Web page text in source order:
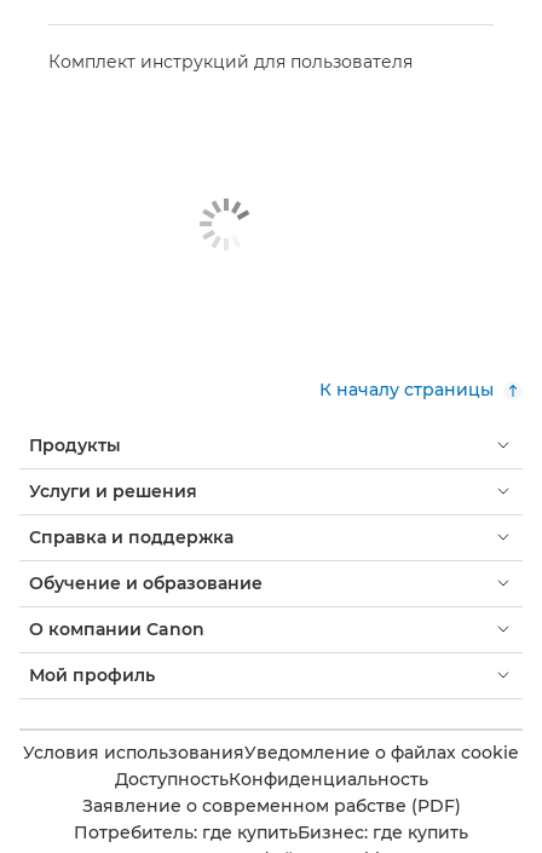
Комплект инструкций для пользователя
К началу страницы
Продукты
Услуги и решения
Справка и поддержка
Обучение и образование
О компании Canon
Мой профиль
Условия использованияУведомление о файлах cookie
ДоступностьКонфиденциальность
Заявление о современном рабстве (PDF)
Потребитель: где купитьБизнес: где купить